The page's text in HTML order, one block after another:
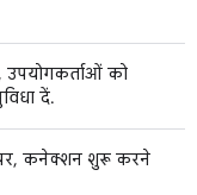
उपयोगकर्ताओं को
दें.
कनेक्शन शुरू करने